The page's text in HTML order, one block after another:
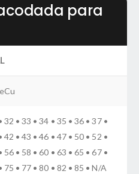
para
32 • 33 • 34 • 35 • 36 • 37 •
42 • 43 • 46 • 47 • 50 • 52 •
56 • 58 • 60 • 63 • 65 • 67 •
75 • 77 • 80 • 82 • 85 • N/A